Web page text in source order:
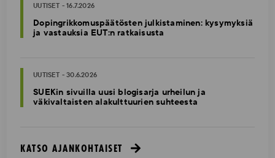
UUTISET - 16.7.2026
Dopingrikkomuspäätösten julkistaminen: kysymyksiä
ja vastauksia EUT:n ratkaisusta
UUTISET - 30.6.2026
SUEKin sivuilla uusi blogisarja urheilun ja
väkivaltaisten alakulttuurien suhteesta
KATSO AJANKOHTAISET